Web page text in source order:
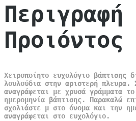
Περιγραφή
Προιόντος
Χειροποίητο ευχολόγιο βάπτισης
λουλούδια στην αριστερή πλευρα.
αναγράφεται με χρυσά γράμματα
ημερομηνία βάπτισης. Παρακαλώ
σχολιάστε μ στο όνομα και την
αναγράφεται στο ευχολόγιο.